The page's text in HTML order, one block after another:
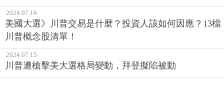
2024.07.16
美國大選》川普交易是什麼？投資人該如何因應？13檔
川普概念股清單！
2024.07.15
川普遭槍擊美大選格局變動，拜登擬陷被動